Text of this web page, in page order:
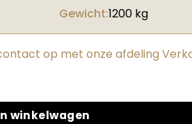
Gewicht:1200 kg
op met onze afdeling
Links netto print opp. 2375 x
winkelwagen